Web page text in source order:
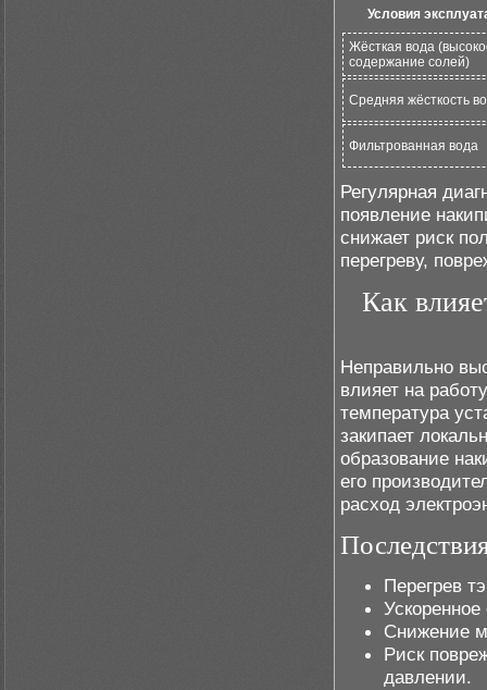
Условия
Жёсткая вода
содержание солей)
Средняя жёсткость
Фильтрованная вода
Регулярная
появление
снижает риск
перегреву,
Как
Неправильно
влияет на
температура
закипает
образование
его
расход
Перегрев
Снижение
Риск
давлении.